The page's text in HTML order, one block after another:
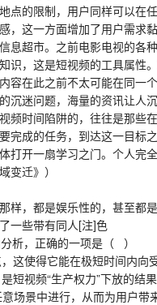
的限制，用户同样可以在
，这一方面增加了用户需求
超市。之前电影电视的各
识，这是短视频的工具属
在此之前不太可能在同一个
迷问题，海量的资讯让人
频时间陷阱的，往往是那
完成的任务，到达这一目
打开一扇学习之门。个人完
迁》）
，都是娱乐性的，甚至都是
一些带有同人[注]色
析，正确的一项是（ ）
使得它能在极短时间内向
视频“生产权力”下放的结果
景中进行，从而为用户带